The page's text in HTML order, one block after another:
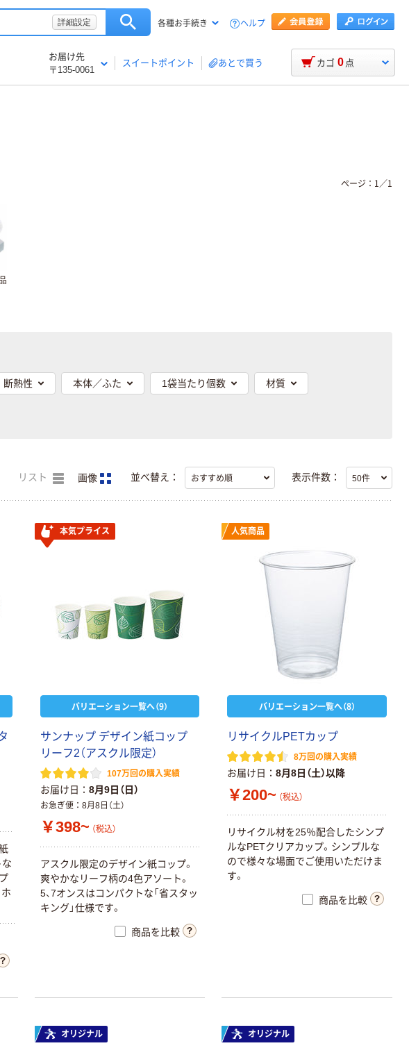
詳細設定 各種お手続き ヘルプ
お届け先
〒135-0061
スイートポイント あとで買う カゴ 0 点
ページ： 1 ／1
断熱性 本体／ふた 1袋当たり個数 材質
リスト 画像 並べ替え： 表示件数：
本気プライス
バリエーション一覧へ（9）
サンナップ デザイン紙コップ
リーフ2（アスクル限定）
107万回の購入実績
お届け日 8月9日（日）
お急ぎ便 8月8日（土）
￥398~ （税込）
アスクル限定のデザイン紙コップ。
爽やかなリーフ柄の4色アソート。
5、7オンスはコンパクトな「省スタッ
キング」仕様です。
商品を比較
人気商品
バリエーション一覧へ（8）
リサイクルPETカップ
8万回の購入実績
お届け日 8月8日（土）以降
￥200~ （税込）
リサイクル材を25％配合したシンプ
ルなPETクリアカップ。シンプルな
ので様々な場面でご使用いただけま
す。
商品を比較
オリジナル オリジナル